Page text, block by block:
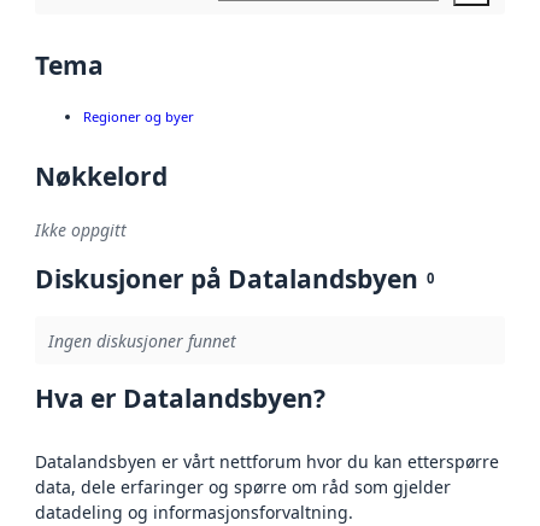
Tema
Regioner og byer
Nøkkelord
Ikke oppgitt
Diskusjoner på Datalandsbyen 0
Ingen diskusjoner funnet
Hva er Datalandsbyen?
Datalandsbyen er vårt nettforum hvor du kan etterspørre
data, dele erfaringer og spørre om råd som gjelder
datadeling og informasjonsforvaltning.